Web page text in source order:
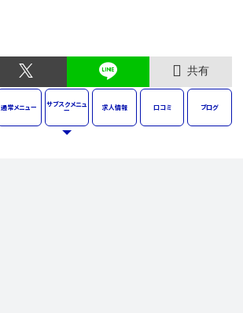
共有
通常メニュー サブスクメニュ
ー 求人情報 口コミ ブログ